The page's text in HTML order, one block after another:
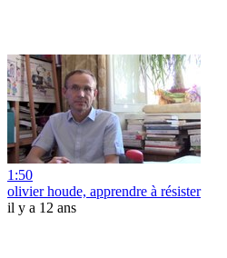
1:50
olivier houde, apprendre à résister
il y a 12 ans